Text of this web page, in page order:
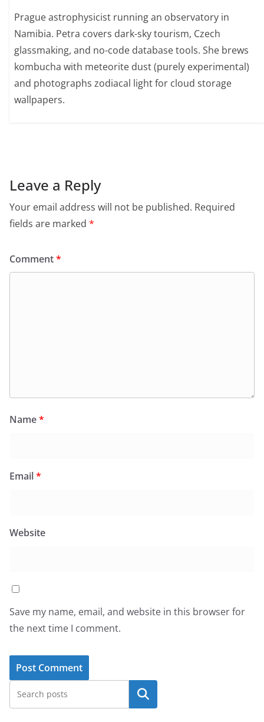
Prague astrophysicist running an observatory in
Namibia. Petra covers dark-sky tourism, Czech
glassmaking, and no-code database tools. She brews
kombucha with meteorite dust (purely experimental)
and photographs zodiacal light for cloud storage
wallpapers.
Leave a Reply
Your email address will not be published. Required
fields are marked *
Comment*
Name*
Email*
Website
Save my name, email, and website in this browser for
the next time I comment.
Search